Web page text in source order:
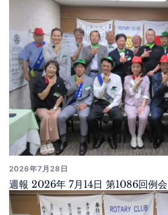
2026年7月28日
週報 2026年 7月14日 第1086回例会